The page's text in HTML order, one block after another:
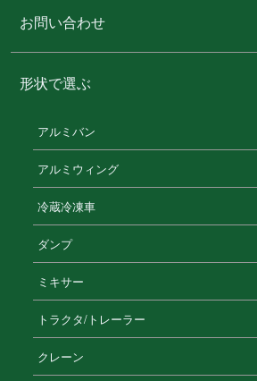
お問い合わせ
形状で選ぶ
アルミバン
アルミウィング
冷蔵冷凍⾞
ダンプ
ミキサー
トラクタ/トレーラー
クレーン